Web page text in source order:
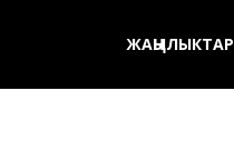
ЖАҢЫЛЫКТАР